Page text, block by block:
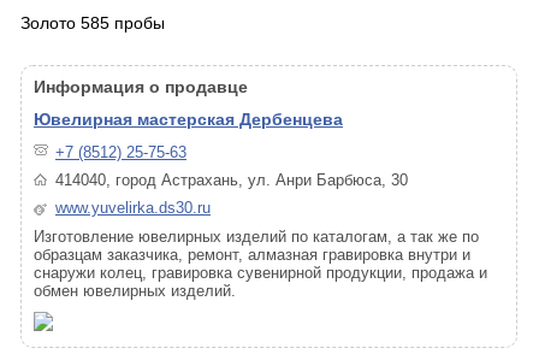
Золото 585 пробы
Информация о продавце
Ювелирная мастерская Дербенцева
+7 (8512) 25-75-63
414040, город Астрахань, ул. Анри Барбюса, 30
www.yuvelirka.ds30.ru
Изготовление ювелирных изделий по каталогам, а так же по
образцам заказчика, ремонт, алмазная гравировка внутри и
снаружи колец, гравировка сувенирной продукции, продажа и
обмен ювелирных изделий.